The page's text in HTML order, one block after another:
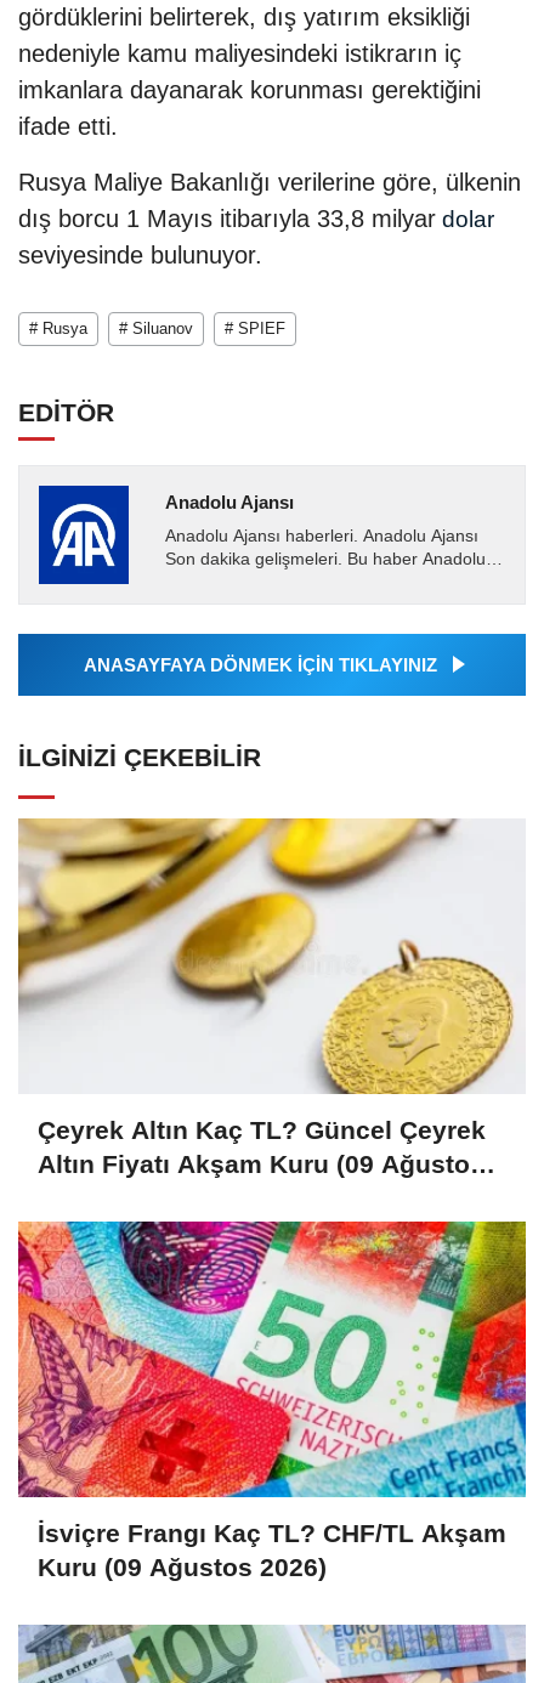
gördüklerini belirterek, dış yatırım eksikliği
nedeniyle kamu maliyesindeki istikrarın iç
imkanlara dayanarak korunması gerektiğini
ifade etti.
Rusya Maliye Bakanlığı verilerine göre, ülkenin
dış borcu 1 Mayıs itibarıyla 33,8 milyar dolar
seviyesinde bulunuyor.
# Rusya # Siluanov # SPIEF
EDİTÖR
Anadolu Ajansı
Anadolu Ajansı haberleri. Anadolu Ajansı
Son dakika gelişmeleri. Bu haber Anadolu
Ajansı tarafından...
ANASAYFAYA DÖNMEK İÇİN TIKLAYINIZ
İLGINIZI ÇEKEBILIR
Çeyrek Altın Kaç TL? Güncel Çeyrek
Altın Fiyatı Akşam Kuru (09 Ağustos
İsviçre Frangı Kaç TL? CHF/TL Akşam
Kuru (09 Ağustos 2026)